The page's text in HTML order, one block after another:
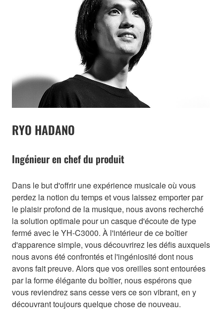
RYO HADANO
Ingénieur en chef du produit
Dans le but d'offrir une expérience musicale où vous
perdez la notion du temps et vous laissez emporter par
le plaisir profond de la musique, nous avons recherché
la solution optimale pour un casque d'écoute de type
fermé avec le YH-C3000. À l'intérieur de ce boîtier
d'apparence simple, vous découvrirez les défis auxquels
nous avons été confrontés et l'ingéniosité dont nous
avons fait preuve. Alors que vos oreilles sont entourées
par la forme élégante du boîtier, nous espérons que
vous reviendrez sans cesse vers ce son vibrant, en y
découvrant toujours quelque chose de nouveau.